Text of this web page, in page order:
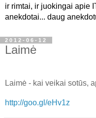
ir rimtai, ir juokingai apie
anekdotai... daug
2012-06-12
Laimė
Laimė - kai veikai sotūs,
http://goo.gl/eHv1z